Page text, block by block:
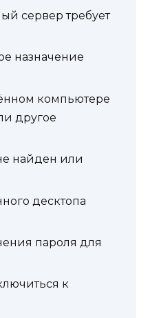
сервер требует
назначение
компьютере
другое
найден или
десктопа
пароля для
к